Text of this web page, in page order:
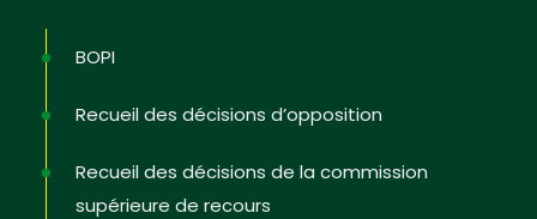
BOPI
Recueil des décisions d’opposition
Recueil des décisions de la commission
supérieure de recours